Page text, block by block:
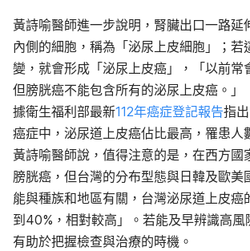
黃詩喻醫師進一步說明，腎臟出口一路延
內側的細胞，稱為「泌尿上皮細胞」；若
變，就會形成「泌尿上皮癌」，「以前常
但膀胱癌不能包含所有的泌尿上皮癌。」
據衛生福利部最新112年癌症登記報告指
癌症中，泌尿道上皮癌佔比最高，罹患人
黃詩喻醫師說，值得注意的是，在西方國
膀胱癌，但台灣的分布型態與日韓及歐美
能與種族和地區有關，台灣泌尿道上皮癌
到40%，相對較高」。若能及早辨識高風
有助於把握檢查與治療的時機。